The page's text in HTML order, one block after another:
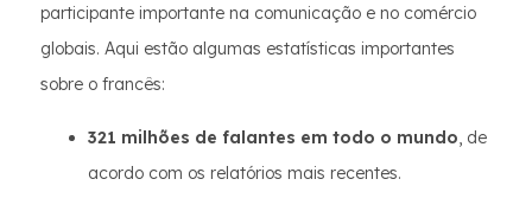
participante importante na comunicação e no comércio
globais. Aqui estão algumas estatísticas importantes
sobre o francês:
321 milhões de falantes em todo o mundo, de
acordo com os relatórios mais recentes.